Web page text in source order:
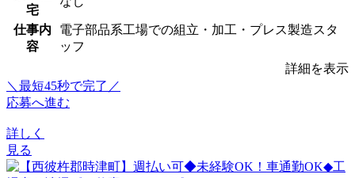
宅
仕事内
容
電子部品系工場での組立・加工・プレス製造スタ
ッフ
詳細を表示
＼最短45秒で完了／
応募へ進む
詳しく
見る